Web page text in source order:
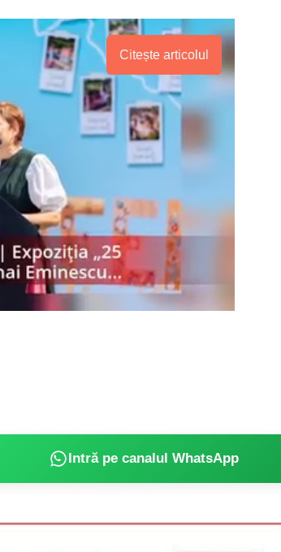
PRESShub
Despre noi / Echipa
Proiecte editoriale
Rețea
Citește articolul
Intră pe canalul WhatsApp